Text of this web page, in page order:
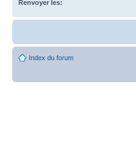
Renvoyer les:
Index du forum